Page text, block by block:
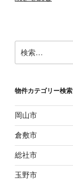
倉
敷
戸
町
天
城
１
９
９
８
索:
物件カテゴリー検索
岡山市
倉敷市
総社市
玉野市